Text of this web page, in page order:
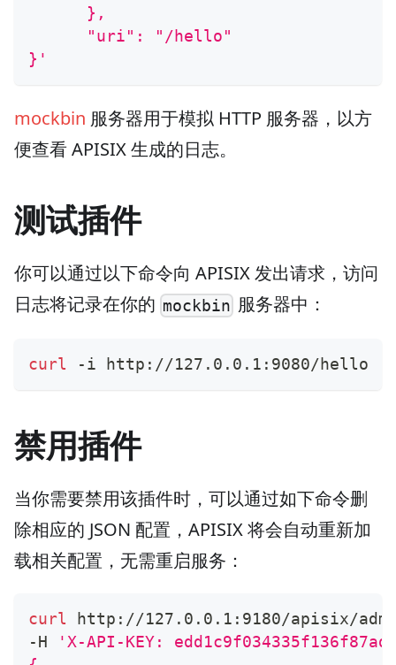
      },
      "uri": "/hello"
}'
mockbin 服务器用于模拟 HTTP 服务器，以方
便查看 APISIX 生成的日志。
测试插件
你可以通过以下命令向 APISIX 发出请求，访问
日志将记录在你的 mockbin 服务器中：
curl -i http://127.0.0.1:9080/hello
禁用插件
当你需要禁用该插件时，可以通过如下命令删
除相应的 JSON 配置，APISIX 将会自动重新加
载相关配置，无需重启服务：
curl http://127.0.0.1:9180/apisix/
-H
'X-API-KEY: